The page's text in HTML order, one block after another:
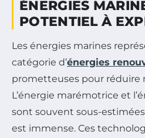
ÉNERGIES
POTENTIEL À
Les énergies marines
catégorie d’énergies
prometteuses pour réduire
L’énergie marémotrice et
sont souvent sous-
est immense. Ces